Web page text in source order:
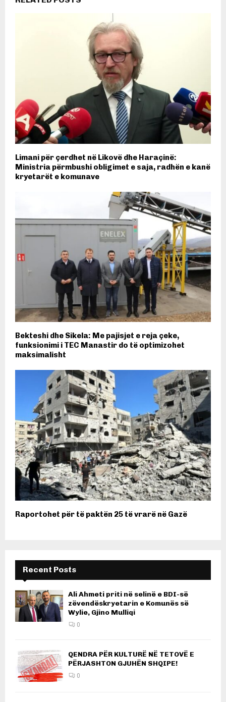
Limani për çerdhet në Likovë dhe Haraçinë:
Ministria përmbushi obligimet e saja, radhën e kanë
kryetarët e komunave
Bekteshi dhe Sikela: Me pajisjet e reja çeke,
funksionimi i TEC Manastir do të optimizohet
maksimalisht
Raportohet për të paktën 25 të vrarë në Gazë
Recent Posts
Ali Ahmeti priti në selinë e BDI-së
zëvendëskryetarin e Komunës së
Wylie, Gjino Mulliqi
0
QENDRA PËR KULTURË NË TETOVË E
PËRJASHTON GJUHËN SHQIPE!
0